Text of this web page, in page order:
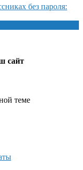
без пароля:
сайт
теме